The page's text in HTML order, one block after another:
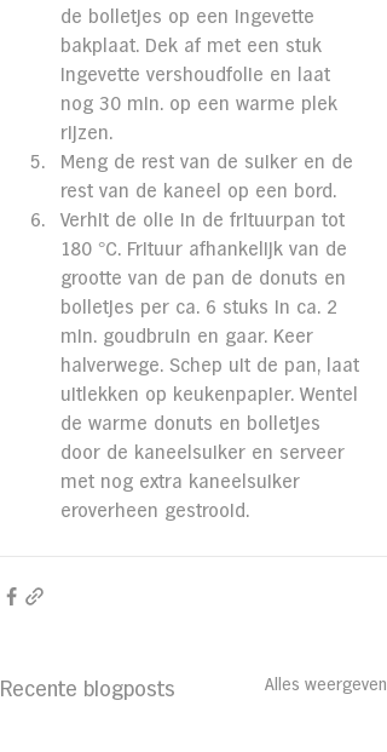
de bolletjes op een ingevette
bakplaat. Dek af met een stuk
ingevette vershoudfolie en laat
nog 30 min. op een warme plek
rijzen.
Meng de rest van de suiker en de
rest van de kaneel op een bord.
Verhit de olie in de frituurpan tot
180 °C. Frituur afhankelijk van de
grootte van de pan de donuts en
bolletjes per ca. 6 stuks in ca. 2
min. goudbruin en gaar. Keer
halverwege. Schep uit de pan, laat
uitlekken op keukenpapier. Wentel
de warme donuts en bolletjes
door de kaneelsuiker en serveer
met nog extra kaneelsuiker
eroverheen gestrooid.
Recente blogposts Alles weergeven